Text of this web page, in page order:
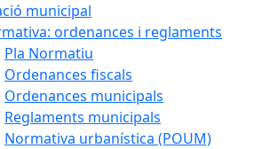
municipal
ordenances i reglaments
Pla Normatiu
Ordenances fiscals
Ordenances municipals
Reglaments municipals
Normativa urbanística (POUM)